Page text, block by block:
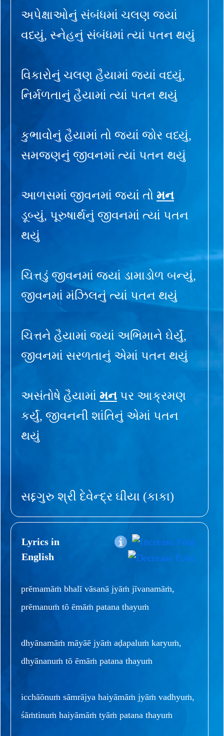
અપેક્ષાઓનું સંબંધમાં ચલણ જ્યાં
વધ્યું, સ્નેહનું સંબંધમાં ત્યાં પતન થયું
વિકારોનું ચલણ હૈયામાં જ્યાં વધ્યું,
નિર્મળતાનું હૈયામાં ત્યાં પતન થયું
કુભાવોનું હૈયામાં તો જ્યાં જોર વધ્યું,
સમજણનું જીવનમાં ત્યાં પતન થયું
આળસમાં જીવનમાં જ્યાં તો મન
ડૂબ્યું, પૂરુષાર્થનું જીવનમાં ત્યાં પતન
થયું
ચિત્તડું જીવનમાં જ્યાં ડામાડોળ બન્યું,
જીવનમાં મંઝિલનું ત્યાં પતન થયું
ચિત્તને હૈયામાં જ્યાં અભિમાને ઘેર્યું,
જીવનમાં સરળતાનું એમાં પતન થયું
અસંતોષે હૈયામાં મન પર આક્રમણ
કર્યું, જીવનની શાંતિનું એમાં પતન
થયું
સદ્દગુરુ શ્રી દેવેન્દ્ર ઘીયા (કાકા)
Lyrics in
English
prēmamāṁ bhalī vāsanā jyāṁ jīvanamāṁ,
prēmanuṁ tō ēmāṁ patana thayuṁ
dhyānamāṁ māyāē jyāṁ aḍapaluṁ karyuṁ,
dhyānanuṁ tō ēmāṁ patana thayuṁ
icchāōnuṁ sāmrājya haiyāmāṁ jyāṁ vadhyuṁ,
śāṁtinuṁ haiyāmāṁ tyāṁ patana thayuṁ